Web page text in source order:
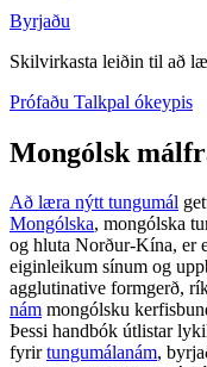
Byrjaðu
Skilvirkasta leiðin til að
Prófaðu Talkpal ókeypis
Mongólsk
Að læra nýtt tungumál
Mongólska, mongólska
og hluta Norður-Kína, er
eiginleikum sínum og
agglutinative formgerð,
nám mongólsku
Þessi handbók útlistar
fyrirtungumálanám,